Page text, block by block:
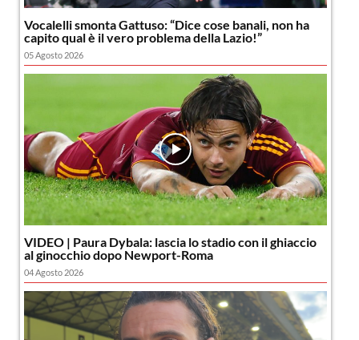
Vocalelli smonta Gattuso: “Dice cose banali, non ha
capito qual è il vero problema della Lazio!”
05 Agosto 2026
VIDEO | Paura Dybala: lascia lo stadio con il ghiaccio
al ginocchio dopo Newport-Roma
04 Agosto 2026